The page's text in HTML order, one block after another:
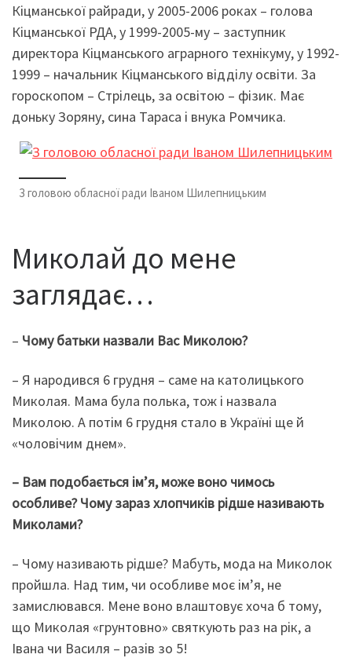
Кіцманської райради, у 2005-2006 роках – голова
Кіцманської РДА, у 1999-2005-му – заступник
директора Кіцманського аграрного технікуму, у 1992-
1999 – начальник Кіцманського відділу освіти. За
гороскопом – Стрілець, за освітою – фізик. Має
доньку Зоряну, сина Тараса і внука Ромчика.
З головою обласної ради Іваном Шилепницьким
Миколай до мене
заглядає…
– Чому батьки назвали Вас Миколою?
– Я народився 6 грудня – саме на католицького
Миколая. Мама була полька, тож і назвала
Миколою. А потім 6 грудня стало в Україні ще й
«чоловічим днем».
– Вам подобається ім’я, може воно чимось
особливе? Чому зараз хлопчиків рідше називають
Миколами?
– Чому називають рідше? Мабуть, мода на Миколок
пройшла. Над тим, чи особливе моє ім’я, не
замислювався. Мене воно влаштовує хоча б тому,
що Миколая «грунтовно» святкують раз на рік, а
Івана чи Василя – разів зо 5!